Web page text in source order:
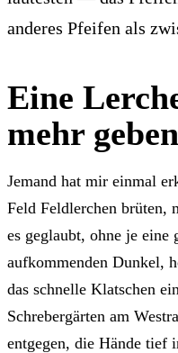
anderes Pfeifen als
Eine
mehr
Jemand hat mir einmal
Feld Feldlerchen brüten,
es geglaubt, ohne je eine
aufkommenden Dunkel,
das schnelle Klatschen
Schrebergärten am
entgegen, die Hände tief